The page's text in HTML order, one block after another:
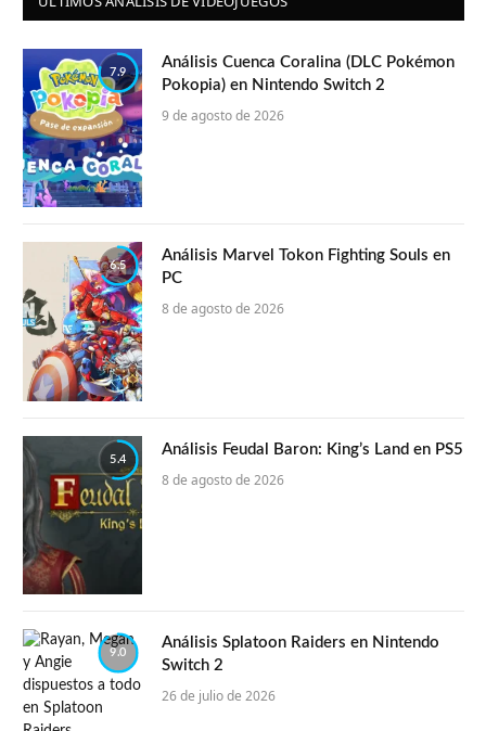
7.9
Análisis Cuenca Coralina (DLC Pokémon
Pokopia) en Nintendo Switch 2
9 de agosto de 2026
6.5
Análisis Marvel Tokon Fighting Souls en
PC
8 de agosto de 2026
5.4
Análisis Feudal Baron: King’s Land en PS5
8 de agosto de 2026
9.0
Análisis Splatoon Raiders en Nintendo
Switch 2
26 de julio de 2026